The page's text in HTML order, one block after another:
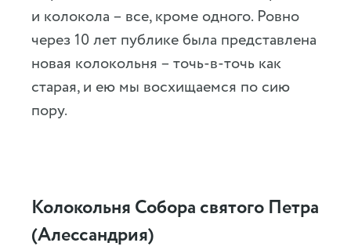
и колокола – все, кроме одного. Ровно
через 10 лет публике была представлена
новая колокольня – точь-в-точь как
старая, и ею мы восхищаемся по сию
пору.
Колокольня Собора святого Петра
(Алессандрия)